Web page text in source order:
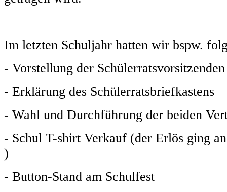
Im letzten Schuljahr hatten wir bspw.
- Vorstellung der
- Erklärung des Schülerratsbriefkastens
- Wahl und Durchführung der beiden
- Schul T-shirt Verkauf (der Erlös ging
)
- Button-Stand am Schulfest